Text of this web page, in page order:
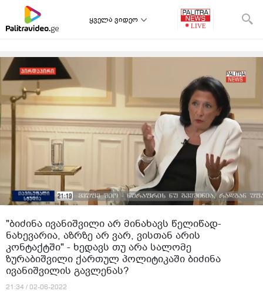
ყველა ვიდეო
"ბიძინა ივანიშვილი არ მინახავს წელიწად-
ნახევარია, აზრზე არ ვარ, ვისთან არის
კონტაქტში" - ხედავს თუ არა სალომე
ზურაბიშვილი ქართულ პოლიტიკაში ბიძინა
ივანიშვილის გავლენას?
21:34 / 02-06-2022